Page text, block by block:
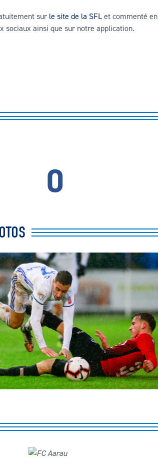
sur le site de la SFL et commenté en
sociaux ainsi que sur notre application.
0